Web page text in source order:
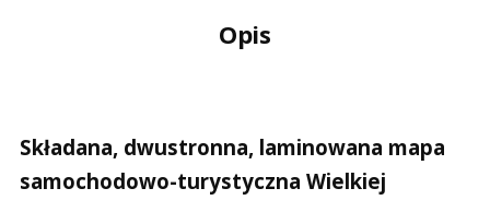
Opis
Składana, dwustronna, laminowana mapa
samochodowo-turystyczna Wielkiej